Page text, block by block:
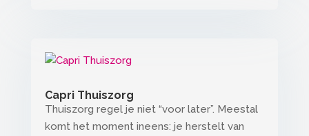
Capri Thuiszorg
Thuiszorg regel je niet “voor later”. Meestal
komt het moment ineens: je herstelt van